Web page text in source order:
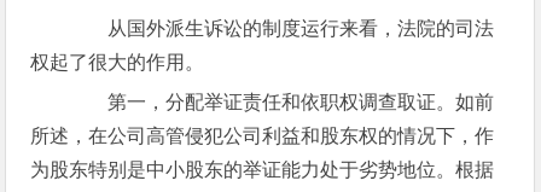
从国外派生诉讼的制度运行来看，法院的司法
权起了很大的作用。
第一，分配举证责任和依职权调查取证。如前
所述，在公司高管侵犯公司利益和股东权的情况下，作
为股东特别是中小股东的举证能力处于劣势地位。根据